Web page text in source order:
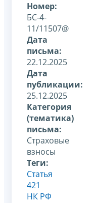
Номер:
БС-4-
11/11507@
Дата
письма:
22.12.2025
Дата
публикации:
25.12.2025
Категория
(тематика)
письма:
Страховые
взносы
Теги:
Статья
421
НК РФ